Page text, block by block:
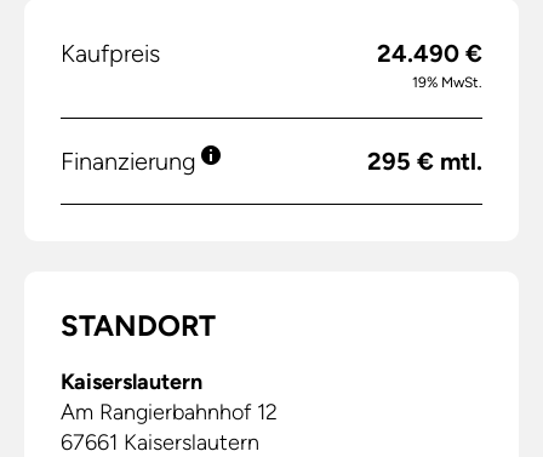
Kaufpreis 24.490 €
19% MwSt.
Finanzierung 295 € mtl.
STANDORT
Kaiserslautern
Am Rangierbahnhof 12
67661 Kaiserslautern